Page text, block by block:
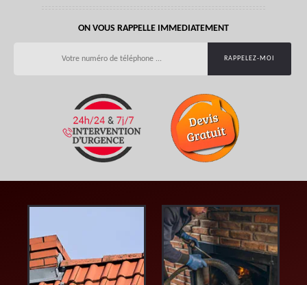
ON VOUS RAPPELLE IMMEDIATEMENT